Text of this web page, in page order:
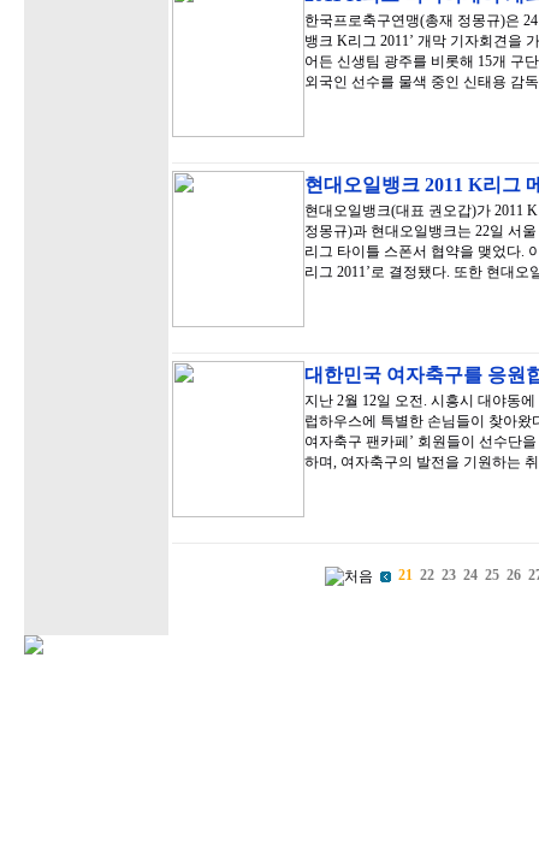
한국프로축구연맹(총재 정몽규)은
뱅크 K리그 2011’ 개막 기자회견을
어든 신생팀 광주를 비롯해 15개 구
외국인 선수를 물색 중인 신태용 감
현대오일뱅크 2011 K리그
현대오일뱅크(대표 권오갑)가 2011
정몽규)과 현대오일뱅크는 22일 서
리그 타이틀 스폰서 협약을 맺었다.
리그 2011’로 결정됐다. 또한 현대오
대한민국 여자축구를 응원
지난 2월 12일 오전. 시흥시 대야동
럽하우스에 특별한 손님들이 찾아왔
여자축구 팬카페’ 회원들이 선수단
하며, 여자축구의 발전을 기원하는
21 22 23 24 25 26